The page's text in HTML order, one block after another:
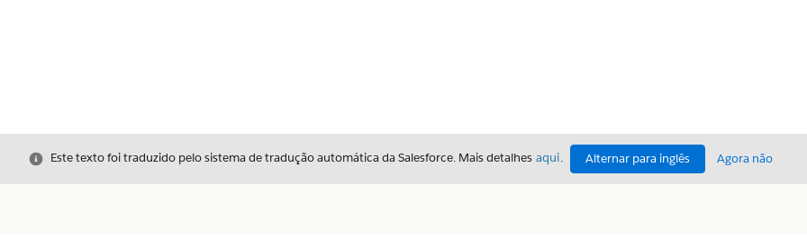
Fechar
Este texto foi traduzido pelo sistema de tradução automática da Salesforce. Mais detalhes aqui. Alternar para inglês Agora não